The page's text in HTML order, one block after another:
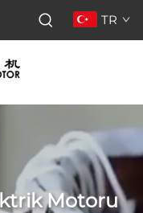
TR
Motoru